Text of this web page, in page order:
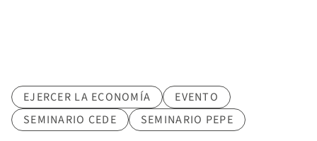
TematicaEJERCER LA ECONOMÍA
EVENTO
SEMINARIO CEDE
SEMINARIO PEPE